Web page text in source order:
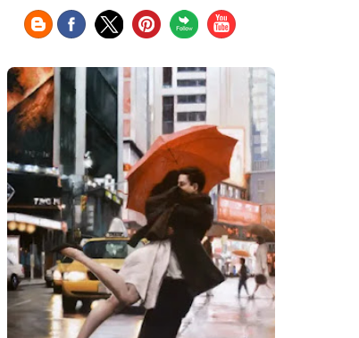
ArtCzech ArtistDanish Art Digital
Art Dutch Art Édouard Manet
Expressionism Fauve Art Filipino
Art
Finnish Art Flemish Art
French Art Frick Collection Galleria
Borghese
GAM Milano GAM Torino
Genre painter Georgian Art
German Art Getty Museum Greek
Art Guatemalan Artist Henri Matisse
Hermitage Museum Hungarian Art
Impressionism Art
Indian
Art Indonesian art Iranian Art Irish
Art
Israeli Art Italian Art
Japanese Art
Jewish Art